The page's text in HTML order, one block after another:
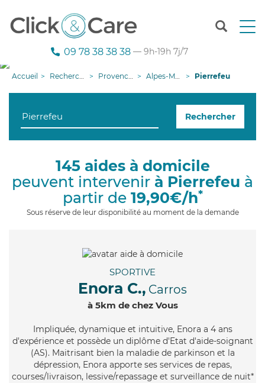
T
n
g
i
09 78 38 38 38 — 9h-19h 7j/7
Accueil Recherche aide à domicile Provence-Alpes-Côte d'Azur Alpes-Maritimes Pierrefeu
Rechercher
145 aides à domicile
peuvent intervenir à Pierrefeu à
partir de 19,90€/h*
Sous réserve de leur disponibilité au moment de la demande
SPORTIVE
Enora C., Carros
à 5km de chez Vous
Impliquée, dynamique et intuitive, Enora a 4 ans
d'expérience et possède un diplôme d'Etat d'aide-soignant
(AS). Maitrisant bien la maladie de parkinson et la
dépression, Enora apporte ses services de repas,
courses/livraison, lessive/repassage et surveillance de nuit*